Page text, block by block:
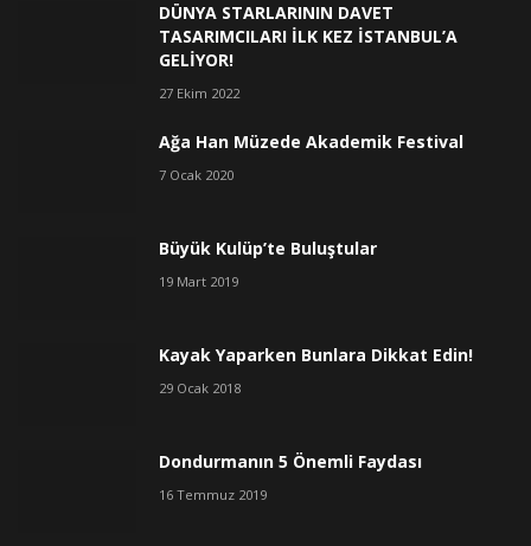
DÜNYA STARLARININ DAVET
TASARIMCILARI İLK KEZ İSTANBUL’A
GELİYOR!
27 Ekim 2022
Ağa Han Müzede Akademik Festival
7 Ocak 2020
Büyük Kulüp’te Buluştular
19 Mart 2019
Kayak Yaparken Bunlara Dikkat Edin!
29 Ocak 2018
Dondurmanın 5 Önemli Faydası
16 Temmuz 2019